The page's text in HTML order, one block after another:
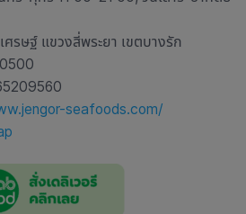
รษฐ์ แขวงสี่พระยา เขตบางรัก
seafoods.com/